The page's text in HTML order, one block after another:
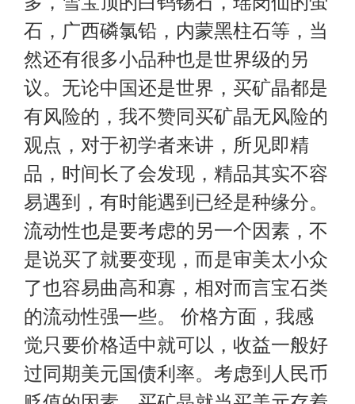
石，广西磷氯铅，内蒙黑柱石等，当
然还有很多小品种也是世界级的另
议。无论中国还是世界，买矿晶都是
有风险的，我不赞同买矿晶无风险的
观点，对于初学者来讲，所见即精
品，时间长了会发现，精品其实不容
易遇到，有时能遇到已经是种缘分。
流动性也是要考虑的另一个因素，不
是说买了就要变现，而是审美太小众
了也容易曲高和寡，相对而言宝石类
的流动性强一些。 价格方面，我感
觉只要价格适中就可以，收益一般好
过同期美元国债利率。考虑到人民币